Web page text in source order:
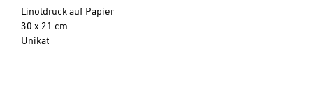
Linoldruck auf Papier
30 x 21 cm
Unikat